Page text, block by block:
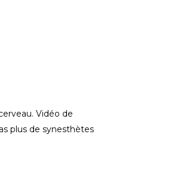
Vidéo de
plus de synesthètes